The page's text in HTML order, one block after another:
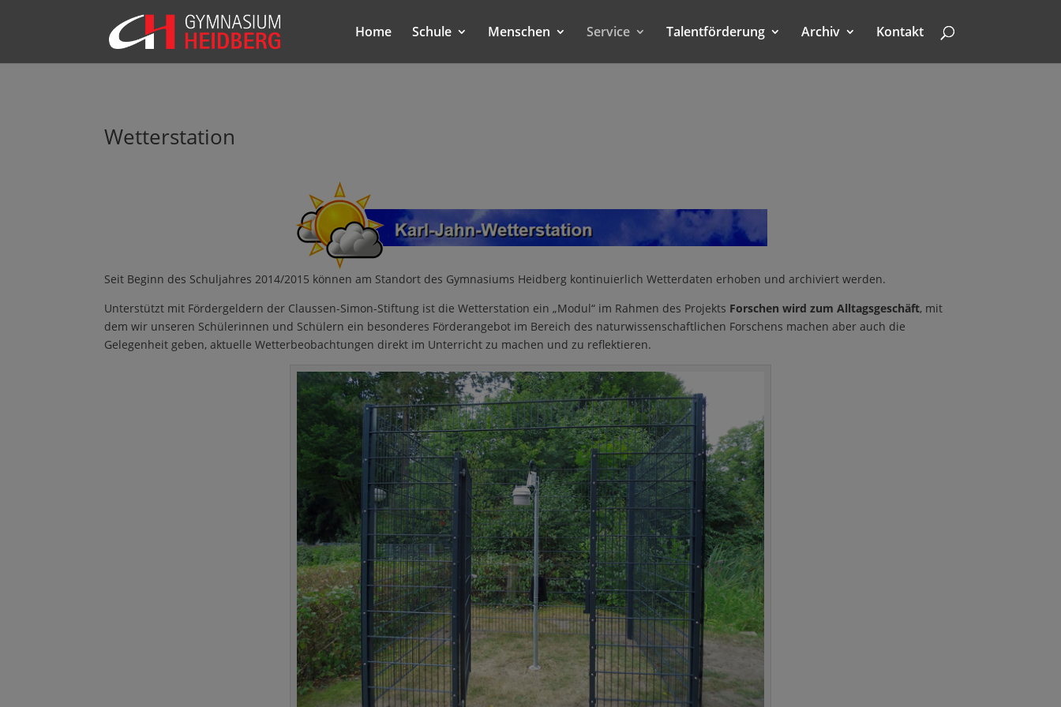
Home Schule Menschen Service Talentförderung Archiv Kontakt
Wetterstation
Seit Beginn des Schuljahres 2014/2015 können am Standort des Gymnasiums Heidberg kontinuierlich Wetterdaten erhoben und archiviert werden.
Unterstützt mit Fördergeldern der Claussen-Simon-Stiftung ist die Wetterstation ein „Modul“ im Rahmen des Projekts Forschen wird zum Alltagsgeschäft, mit
dem wir unseren Schülerinnen und Schülern ein besonderes Förderangebot im Bereich des naturwissenschaftlichen Forschens machen aber auch die
Gelegenheit geben, aktuelle Wetterbeobachtungen direkt im Unterricht zu machen und zu reflektieren.